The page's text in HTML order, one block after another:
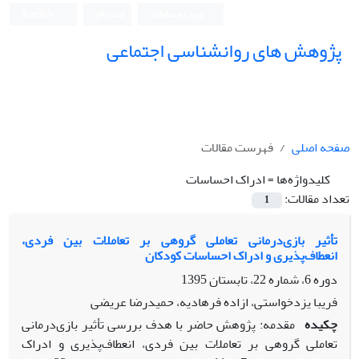
پژوهش های روانشناسی اجتماعی
صفحه اصلی
فهرست مقالات
کلیدواژه‌ها =ادراک احساسات
تعداد مقالات:
1
تأثیر بازی‌درمانی تعاملی گروهی بر تعاملات بین فردی،
انعطاف‌پذیری و ادراک احساسات کودکان
دوره 6، شماره 22، تابستان 1395
فریبا یزدخواستی، ازاده فرهادیه، حمیدرضا عریضی
چکیده مقدمه: پژوهش حاضر با هدف بررسی تأثیر بازی‌درمانی
تعاملی گروهی بر تعاملات بین فردی، انعطاف‌پذیری و ادراک